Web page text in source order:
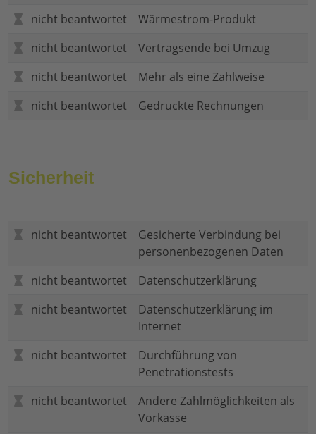
nicht beantwortet
Wärmestrom-Produkt
nicht beantwortet
Vertragsende bei Umzug
nicht beantwortet
Mehr als eine Zahlweise
nicht beantwortet
Gedruckte Rechnungen
Sicherheit
nicht beantwortet
Gesicherte Verbindung bei
personenbezogenen Daten
nicht beantwortet
Datenschutzerklärung
nicht beantwortet
Datenschutzerklärung im
Internet
nicht beantwortet
Durchführung von
Penetrationstests
nicht beantwortet
Andere Zahlmöglichkeiten als
Vorkasse